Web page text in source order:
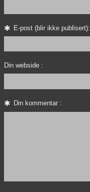
E-post (blir ikke publisert):
Din webside :
Din kommentar :